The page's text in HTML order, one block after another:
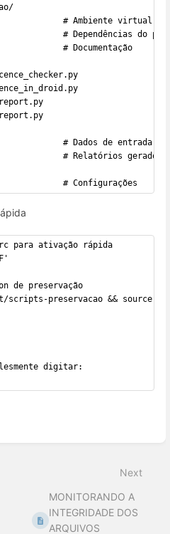
# Ambiente virtual
# Dependências do
# Documentação
# Dados de entrada
# Relatórios gerados
# Configurações
para ativação rápida
de preservação
scripts-preservacao && source
digitar:
Next
MONITORANDO A
INTEGRIDADE DOS
ARQUIVOS